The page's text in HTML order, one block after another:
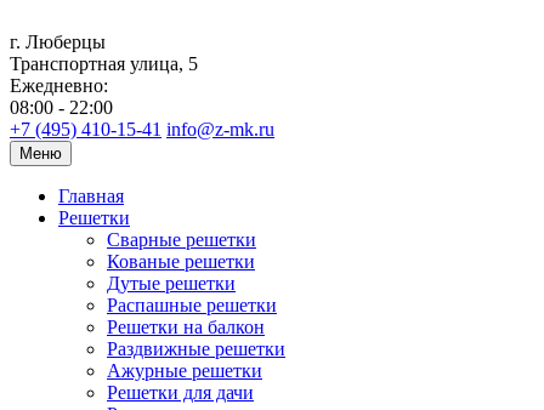
г. Люберцы
Транспортная улица, 5
Ежедневно:
08:00 - 22:00
+7 (495) 410-15-41 info@z-mk.ru
Меню
Главная
Решетки
Сварные решетки
Кованые решетки
Дутые решетки
Распашные решетки
Решетки на балкон
Раздвижные решетки
Ажурные решетки
Решетки для дачи